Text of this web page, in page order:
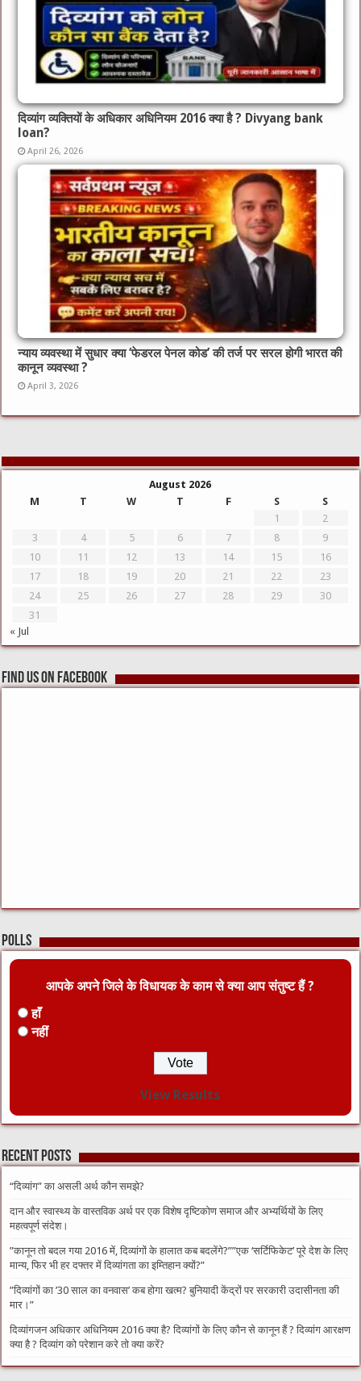
दिव्यांग व्यक्तियों के अधिकार अधिनियम 2016 क्या है ? Divyang bank
loan?
April 26, 2026
न्याय व्यवस्था में सुधार क्या ‘फेडरल पेनल कोड’ की तर्ज पर सरल होगी भारत की
कानून व्यवस्था ?
April 3, 2026
August 2026
M
T W T F S
S
1
2
3
4 5 6 7 8
9
10
11 12 13 14 15
16
17
18 19 20 21 22
23
24
25 26 27 28 29
30
31
« Jul
Find us on Facebook
Polls
आपके अपने जिले के विधायक के काम से क्या आप संतुष्ट हैं ?
हाँ
नहीं
View Results
Recent Posts
“दिव्यांग” का असली अर्थ कौन समझे?
दान और स्वास्थ्य के वास्तविक अर्थ पर एक विशेष दृष्टिकोण समाज और अभ्यर्थियों के लिए
महत्वपूर्ण संदेश।
​”कानून तो बदल गया 2016 में, दिव्यांगों के हालात कब बदलेंगे?”​”एक ‘सर्टिफिकेट’ पूरे देश के लिए
मान्य, फिर भी हर दफ्तर में दिव्यांगता का इम्तिहान क्यों?”
​”दिव्यांगों का ’30 साल का वनवास’ कब होगा खत्म? बुनियादी केंद्रों पर सरकारी उदासीनता की
मार।”
दिव्यांगजन अधिकार अधिनियम 2016 क्या है? दिव्यांगों के लिए कौन से कानून हैं ? दिव्यांग आरक्षण
क्या है ? दिव्यांग को परेशान करे तो क्या करें?